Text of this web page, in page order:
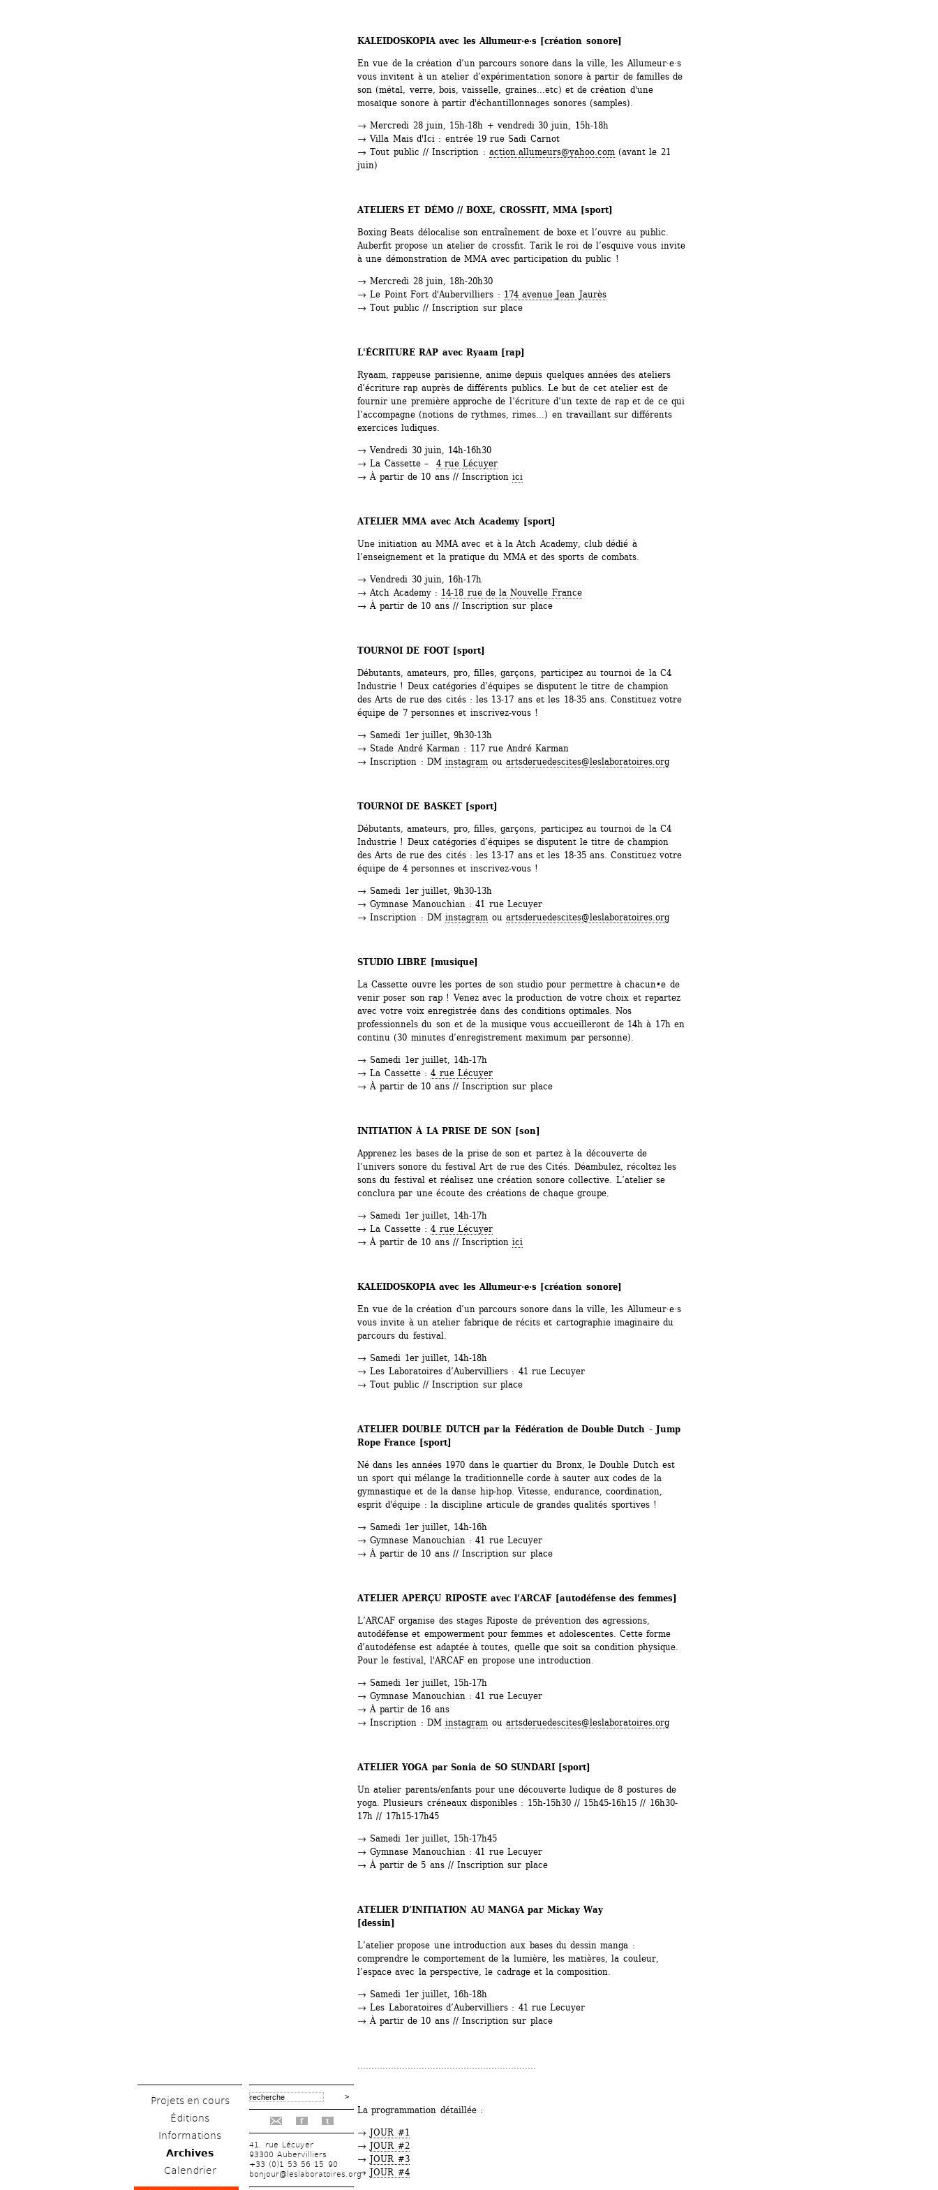
Projets en cours
Éditions
Informations
Archives
Calendrier
f t
41, rue Lécuyer
93300 Aubervilliers
+33 (0)1 53 56 15 90
bonjour@leslaboratoires.org
KALEIDOSKOPIA avec les Allumeur·e·s [création sonore]
En vue de la création d’un parcours sonore dans la ville, les Allumeur·e·s
vous invitent à un atelier d’expérimentation sonore à partir de familles de
son (métal, verre, bois, vaisselle, graines...etc) et de création d'une
mosaïque sonore à partir d'échantillonnages sonores (samples).
→ Mercredi 28 juin, 15h-18h + vendredi 30 juin, 15h-18h
→ Villa Mais d'Ici : entrée 19 rue Sadi Carnot
→ Tout public // Inscription : action.allumeurs@yahoo.com(avant le 21
juin)
ATELIERS ET DÉMO // BOXE, CROSSFIT, MMA [sport]
Boxing Beats délocalise son entraînement de boxe et l’ouvre au public.
Auberfit propose un atelier de crossfit. Tarik le roi de l’esquive vous invite
à une démonstration de MMA avec participation du public !
→ Mercredi 28 juin, 18h-20h30
→ Le Point Fort d'Aubervilliers : 174 avenue Jean Jaurès
→ Tout public // Inscription sur place
L'ÉCRITURE RAP avec Ryaam [rap]
Ryaam, rappeuse parisienne, anime depuis quelques années des ateliers
d’écriture rap auprès de différents publics. Le but de cet atelier est de
fournir une première approche de l’écriture d’un texte de rap et de ce qui
l’accompagne (notions de rythmes, rimes…) en travaillant sur différents
exercices ludiques.
→ Vendredi 30 juin, 14h-16h30
→ La Cassette – 4 rue Lécuyer
→ À partir de 10 ans // Inscription ici
ATELIER MMA avec Atch Academy [sport]
Une initiation au MMA avec et à la Atch Academy, club dédié à
l’enseignement et la pratique du MMA et des sports de combats.
→ Vendredi 30 juin, 16h-17h
→ Atch Academy : 14-18 rue de la Nouvelle France
→ À partir de 10 ans // Inscription sur place
TOURNOI DE FOOT [sport]
Débutants, amateurs, pro, filles, garçons, participez au tournoi de la C4
Industrie ! Deux catégories d’équipes se disputent le titre de champion
des Arts de rue des cités : les 13-17 ans et les 18-35 ans. Constituez votre
équipe de 7 personnes et inscrivez-vous !
→ Samedi 1er juillet, 9h30-13h
→ Stade André Karman : 117 rue André Karman
→ Inscription : DM instagram ou artsderuedescites@leslaboratoires.org
TOURNOI DE BASKET [sport]
Débutants, amateurs, pro, filles, garçons, participez au tournoi de la C4
Industrie ! Deux catégories d’équipes se disputent le titre de champion
des Arts de rue des cités : les 13-17 ans et les 18-35 ans. Constituez votre
équipe de 4 personnes et inscrivez-vous !
→ Samedi 1er juillet, 9h30-13h
→ Gymnase Manouchian : 41 rue Lecuyer
→ Inscription : DM instagram ou artsderuedescites@leslaboratoires.org
STUDIO LIBRE [musique]
La Cassette ouvre les portes de son studio pour permettre à chacun•e de
venir poser son rap ! Venez avec la production de votre choix et repartez
avec votre voix enregistrée dans des conditions optimales. Nos
professionnels du son et de la musique vous accueilleront de 14h à 17h en
continu (30 minutes d’enregistrement maximum par personne).
→ Samedi 1er juillet, 14h-17h
→ La Cassette : 4 rue Lécuyer
→ À partir de 10 ans // Inscription sur place
INITIATION À LA PRISE DE SON [son]
Apprenez les bases de la prise de son et partez à la découverte de
l’univers sonore du festival Art de rue des Cités. Déambulez, récoltez les
sons du festival et réalisez une création sonore collective. L’atelier se
conclura par une écoute des créations de chaque groupe.
→ Samedi 1er juillet, 14h-17h
→ La Cassette : 4 rue Lécuyer
→ À partir de 10 ans // Inscription ici
KALEIDOSKOPIA avec les Allumeur·e·s [création sonore]
En vue de la création d’un parcours sonore dans la ville, les Allumeur·e·s
vous invite à un atelier fabrique de récits et cartographie imaginaire du
parcours du festival.
→ Samedi 1er juillet, 14h-18h
→ Les Laboratoires d’Aubervilliers : 41 rue Lecuyer
→ Tout public // Inscription sur place
ATELIER DOUBLE DUTCH par la Fédération de Double Dutch - Jump
Rope France [sport]
Né dans les années 1970 dans le quartier du Bronx, le Double Dutch est
un sport qui mélange la traditionnelle corde à sauter aux codes de la
gymnastique et de la danse hip-hop. Vitesse, endurance, coordination,
esprit d'équipe : la discipline articule de grandes qualités sportives !
→ Samedi 1er juillet, 14h-16h
→ Gymnase Manouchian : 41 rue Lecuyer
→ À partir de 10 ans // Inscription sur place
ATELIER APERÇU RIPOSTE avec l’ARCAF [autodéfense des femmes]
L’ARCAF organise des stages Riposte de prévention des agressions,
autodéfense et empowerment pour femmes et adolescentes. Cette forme
d’autodéfense est adaptée à toutes, quelle que soit sa condition physique.
Pour le festival, l'ARCAF en propose une introduction.
→ Samedi 1er juillet, 15h-17h
→ Gymnase Manouchian : 41 rue Lecuyer
→ À partir de 16 ans
→ Inscription : DM instagram ou artsderuedescites@leslaboratoires.org
ATELIER YOGA par Sonia de SO SUNDARI [sport]
Un atelier parents/enfants pour une découverte ludique de 8 postures de
yoga. Plusieurs créneaux disponibles : 15h-15h30 // 15h45-16h15 // 16h30-
17h // 17h15-17h45
→ Samedi 1er juillet, 15h-17h45
→ Gymnase Manouchian : 41 rue Lecuyer
→ À partir de 5 ans // Inscription sur place
ATELIER D’INITIATION AU MANGA par Mickay Way
[dessin]
L’atelier propose une introduction aux bases du dessin manga :
comprendre le comportement de la lumière, les matières, la couleur,
l’espace avec la perspective, le cadrage et la composition.
→ Samedi 1er juillet, 16h-18h
→ Les Laboratoires d’Aubervilliers : 41 rue Lecuyer
→ À partir de 10 ans // Inscription sur place
................................................................
La programmation détaillée :
→ JOUR #1
→ JOUR #2
→ JOUR #3
→ JOUR #4